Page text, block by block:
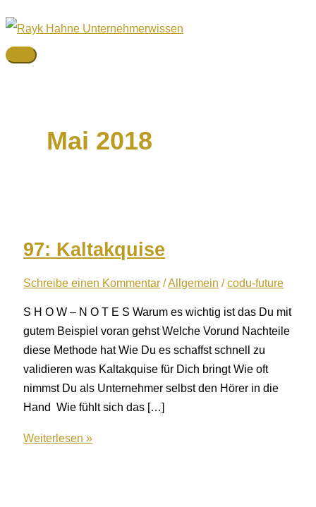
Zum
Inhalt
springen
Hauptmenü
Mai 2018
97: Kaltakquise
Schreibe einen Kommentar /Allgemein /codu-future
S H O W – N O T E S Warum es wichtig ist das Du mit
gutem Beispiel voran gehst Welche Vorund Nachteile
diese Methode hat Wie Du es schaffst schnell zu
validieren was Kaltakquise für Dich bringt Wie oft
nimmst Du als Unternehmer selbst den Hörer in die
Hand Wie fühlt sich das […]
97:
Weiterlesen »